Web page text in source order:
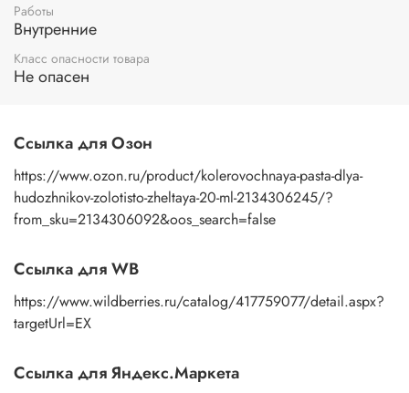
Работы
Внутренние
Класс опасности товара
Не опасен
Ссылка для Озон
https://www.ozon.ru/product/kolerovochnaya-pasta-dlya-
hudozhnikov-zolotisto-zheltaya-20-ml-2134306245/?
from_sku=2134306092&oos_search=false
Ссылка для WB
https://www.wildberries.ru/catalog/417759077/detail.aspx?
targetUrl=EX
Ссылка для Яндекс.Маркета